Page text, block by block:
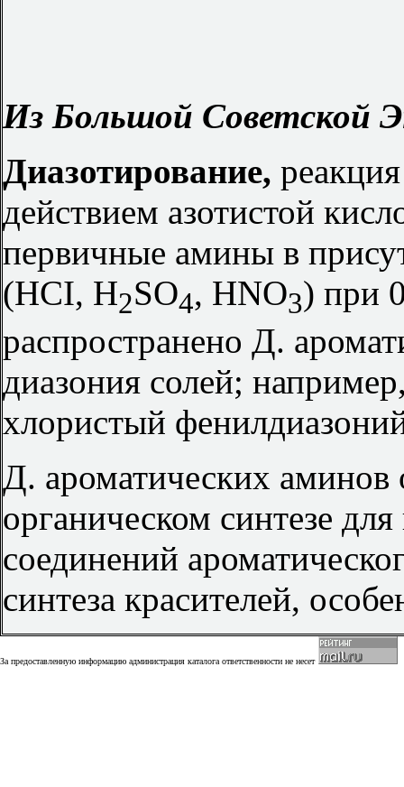
Из Большой Советской
Диазотирование,
действием азотистой
первичные амины в
(HCI, H2SO4, HNO3) при
распространено Д.
диазония солей;
хлористый
Д. ароматических
органическом синтезе
соединений
синтеза красителей,
За предоставленную информацию администрация каталога ответственности не несет